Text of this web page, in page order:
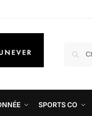
SPORTS CO